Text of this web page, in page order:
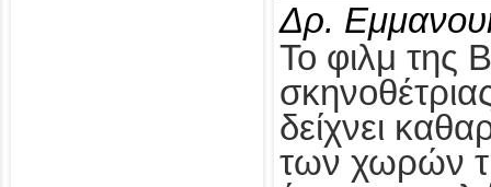
Δρ.
Το φιλμ της
δείχνει
των χωρών